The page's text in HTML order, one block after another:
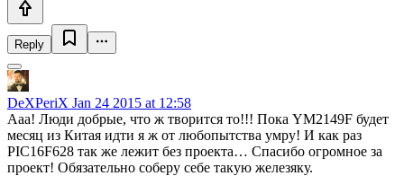
Reply
DeXPeriX Jan 24 2015 at 12:58
Ааа! Люди добрые, что ж творится то!!! Пока YM2149F будет
месяц из Китая идти я ж от любопытства умру! И как раз
PIC16F628 так же лежит без проекта… Спасибо огромное за
проект! Обязательно соберу себе такую железяку.